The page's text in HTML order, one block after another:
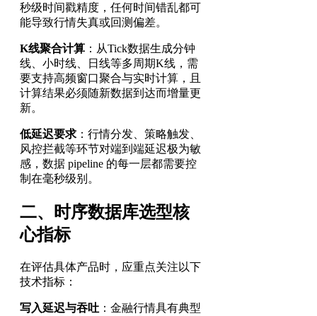
秒级时间戳精度，任何时间错乱都可
能导致行情失真或回测偏差。
K线聚合计算 ：从Tick数据生成分钟
线、小时线、日线等多周期K线，需
要支持高频窗口聚合与实时计算，且
计算结果必须随新数据到达而增量更
新。
低延迟要求 ：行情分发、策略触发、
风控拦截等环节对端到端延迟极为敏
感，数据 pipeline 的每一层都需要控
制在毫秒级别。
二、时序数据库选型核
心指标
在评估具体产品时，应重点关注以下
技术指标：
写入延迟与吞吐 ：金融行情具有典型